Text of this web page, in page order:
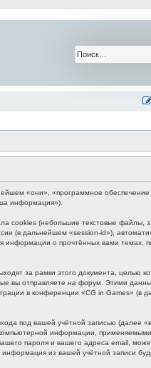
«они», «программное обеспечение
информация»).
cookies (небольшие текстовые файлы,
(в дальнейшем «session-id»),
информации о прочтённых вами темах,
за рамки этого документа, целью
вы отправляете на форум. Этими
в конференции «CG in Games» (в
под вашей учётной записью (далее
информации, применяемыми
пароля и вашего адреса email,
из вашей учётной записи